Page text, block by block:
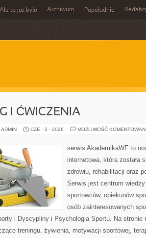
Ale to już było Archiwum Popołudnie
I ĆWICZENIA
CZE - 2 - 2026 MOŻLIWOŚĆ
serwis AkademikaWF to
internetowa, która została
zdrowiu, rehabilitacji oraz
Serwis jest centrum
sportowców, opiekunów
osób zainteresowanych
i Dyscypliny i Psychologia Sportu. Na stronie
treningu, żywienia, motywacji sportowej,